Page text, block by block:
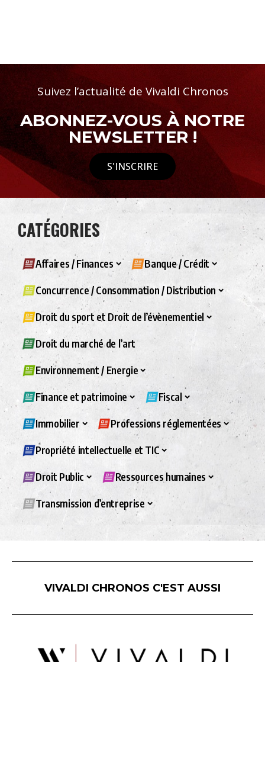
Suivez l’actualité de Vivaldi Chronos
ABONNEZ-VOUS À NOTRE
NEWSLETTER !
S'INSCRIRE
CATÉGORIES
Affaires / Finances Banque / Crédit
Concurrence / Consommation / Distribution
Droit du sport et Droit de l’évènementiel
Droit du marché de l’art
Environnement / Energie
Finance et patrimoine Fiscal
Immobilier Professions réglementées
Propriété intellectuelle et TIC
Droit Public Ressources humaines
Transmission d’entreprise
VIVALDI CHRONOS C'EST AUSSI